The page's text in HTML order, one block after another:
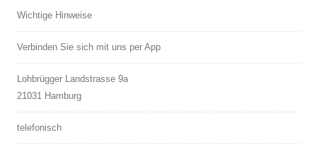
Wichtige Hinweise
Verbinden Sie sich mit uns per App
Lohbrügger Landstrasse 9a
21031 Hamburg
telefonisch